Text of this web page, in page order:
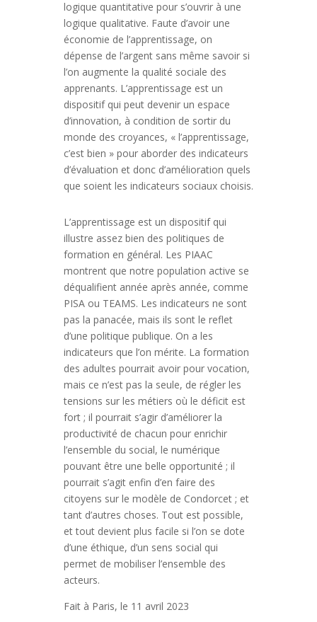
logique quantitative pour s’ouvrir à une
logique qualitative. Faute d’avoir une
économie de l’apprentissage, on
dépense de l’argent sans même savoir si
l’on augmente la qualité sociale des
apprenants. L’apprentissage est un
dispositif qui peut devenir un espace
d’innovation, à condition de sortir du
monde des croyances, « l’apprentissage,
c’est bien » pour aborder des indicateurs
d’évaluation et donc d’amélioration quels
que soient les indicateurs sociaux choisis.
L’apprentissage est un dispositif qui
illustre assez bien des politiques de
formation en général. Les PIAAC
montrent que notre population active se
déqualifient année après année, comme
PISA ou TEAMS. Les indicateurs ne sont
pas la panacée, mais ils sont le reflet
d’une politique publique. On a les
indicateurs que l’on mérite. La formation
des adultes pourrait avoir pour vocation,
mais ce n’est pas la seule, de régler les
tensions sur les métiers où le déficit est
fort ; il pourrait s’agir d’améliorer la
productivité de chacun pour enrichir
l’ensemble du social, le numérique
pouvant être une belle opportunité ; il
pourrait s’agit enfin d’en faire des
citoyens sur le modèle de Condorcet ; et
tant d’autres choses. Tout est possible,
et tout devient plus facile si l’on se dote
d’une éthique, d’un sens social qui
permet de mobiliser l’ensemble des
acteurs.
Fait à Paris, le 11 avril 2023